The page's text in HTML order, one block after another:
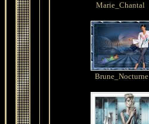
Marie_Chantal
Brune_Nocturne